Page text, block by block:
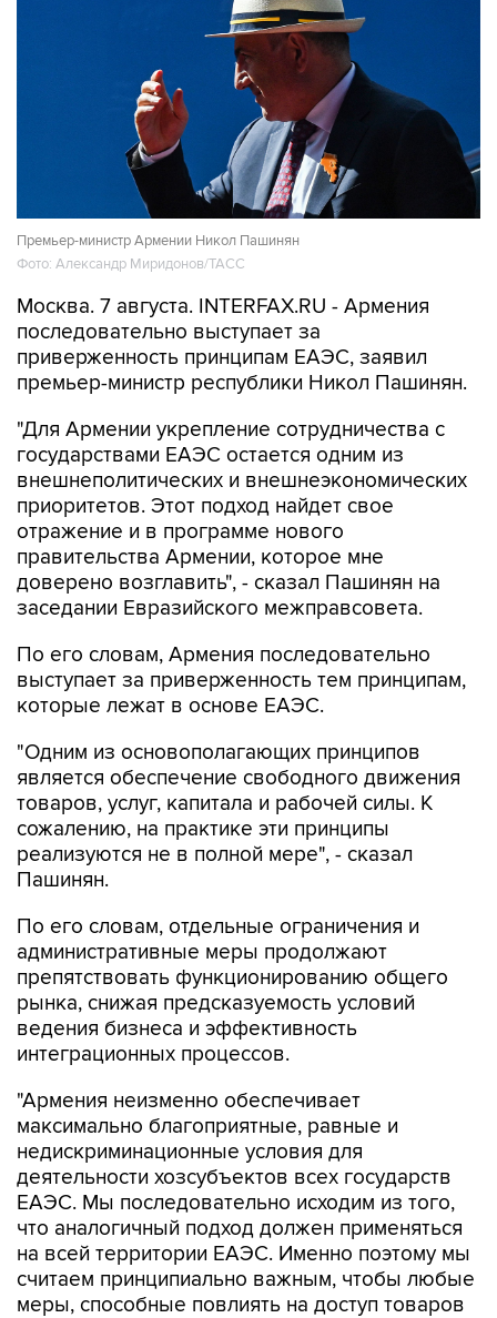
Премьер-министр Армении Никол Пашинян
Фото: Александр Миридонов/ТАСС
Москва. 7 августа. INTERFAX.RU - Армения
приверженность принципам ЕАЭС, заявил
премьер-министр республики Никол Пашинян.
"Для Армении укрепление сотрудничества с
внешнеполитических и внешнеэкономических
приоритетов. Этот подход найдет свое
отражение и в программе нового
правительства Армении, которое мне
доверено возглавить", - сказал Пашинян на
заседании Евразийского межправсовета.
По его словам, Армения последовательно
которые лежат в основе ЕАЭС.
"Одним из основополагающих принципов
товаров, услуг, капитала и рабочей силы. К
сожалению, на практике эти принципы
реализуются не в полной мере", - сказал
Пашинян.
По его словам, отдельные ограничения и
препятствовать функционированию общего
рынка, снижая предсказуемость условий
ведения бизнеса и эффективность
интеграционных процессов.
"Армения неизменно обеспечивает
недискриминационные условия для
деятельности хозсубъектов всех государств
ЕАЭС. Мы последовательно исходим из того,
что аналогичный подход должен применяться
на всей территории ЕАЭС. Именно поэтому мы
считаем принципиально важным, чтобы любые
меры, способные повлиять на доступ товаров
и услуг государств-членов на общий рынок,
принимались исключительно в соответствии с